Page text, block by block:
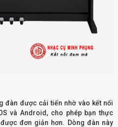
đàn được cải tiến nhờ vào kết nối
và Android, cho phép bạn thực
đơn giản hơn. Dòng đàn này